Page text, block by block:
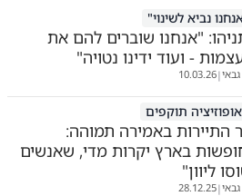
נביא לשינוי"
"אנחנו שוברים להם את
- ועוד ידינו נטויה"
גבאי|
10.03.26
תוקפים
התיירות באמירה תמוהה:
בארץ יקרות מדי, שאנשים
ליוון"
גבאי|
28.12.25